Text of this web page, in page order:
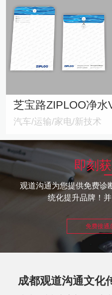
芝宝路ZIPLOO净
汽车/运输/家电/新技术
即刻
观道沟通为您提供免费诊
统化提升品牌！
免费接通
成都观道沟通文化